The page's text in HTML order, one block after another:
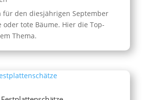
für den diesjährigen September
oder tote Bäume. Hier die Top-
Thema.